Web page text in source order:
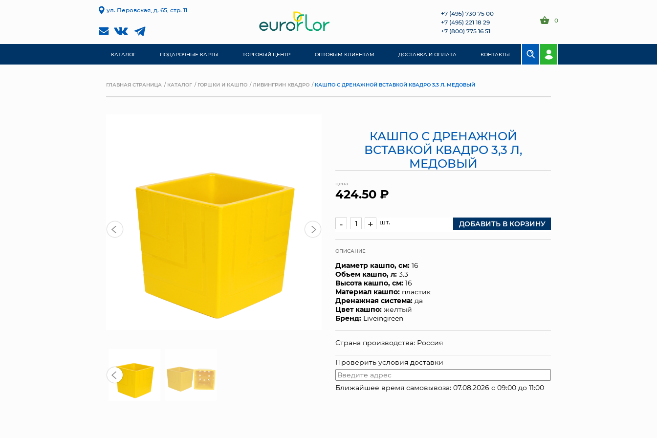
ул. Перовская, д. 65, стр. 11
+7 (495) 730 75 00
+7 (495) 221 18 29
+7 (800) 775 16 51
0
КАТАЛОГ ПОДАРОЧНЫЕ КАРТЫ ТОРГОВЫЙ ЦЕНТР ОПТОВЫМ КЛИЕНТАМ ДОСТАВКА И ОПЛАТА КОНТАКТЫ
ГЛАВНАЯ СТРАНИЦА КАТАЛОГ ГОРШКИ И КАШПО ЛИВИНГРИН КВАДРО КАШПО С ДРЕНАЖНОЙ ВСТАВКОЙ КВАДРО 3,3 Л, МЕДОВЫЙ
КАШПО С ДРЕНАЖНОЙ
ВСТАВКОЙ КВАДРО 3,3 Л,
МЕДОВЫЙ
цена
424.50 ₽
- + шт. ДОБАВИТЬ В КОРЗИНУ
ОПИСАНИЕ
Диаметр кашпо, см: 16
Объем кашпо, л: 3.3
Высота кашпо, см: 16
Материал кашпо: пластик
Дренажная система: да
Цвет кашпо: желтый
Бренд: Liveingreen
Страна производства: Россия
Проверить условия доставки
Ближайшее время самовывоза: 07.08.2026 с 09:00 до 11:00